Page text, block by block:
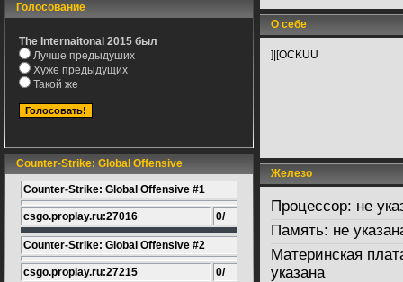
Голосование
The Internaitonal 2015 был
Лучше предыдуших
Хуже предыдущих
Такой же
Counter-Strike: Global Offensive
Counter-Strike: Global Offensive #1
csgo.proplay.ru:27016 0/
Counter-Strike: Global Offensive #2
csgo.proplay.ru:27215 0/
О себе
]|[OCKUU
Железо
Процессор: не
Память: не
Материнская
указана